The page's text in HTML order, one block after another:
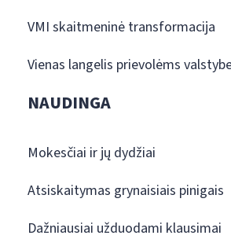
VMI skaitmeninė transformacija
Vienas langelis prievolėms
NAUDINGA
Mokesčiai ir jų dydžiai
Atsiskaitymas grynaisiais pinigais
Dažniausiai užduodami klausimai